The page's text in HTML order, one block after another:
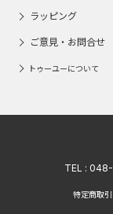
ラッピング
ご意見・お問合せ
トゥーユーについて
TEL :
特定商取